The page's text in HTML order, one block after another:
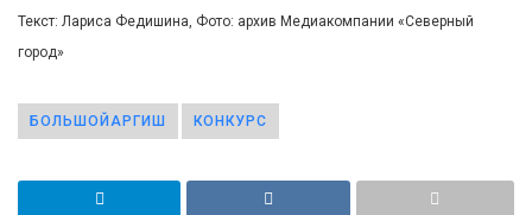
Текст: Лариса Федишина, Фото: архив Медиакомпании «Северный
город»
БОЛЬШОЙАРГИШ КОНКУРС